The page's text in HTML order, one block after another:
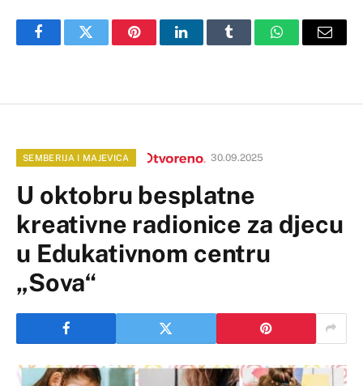
FacebookTwitter PinterestLinkedInTumblr WhatsAppEmail
SEMBERIJA I MAJEVICA 30.09.2025
U oktobru besplatne
kreativne radionice za djecu
u Edukativnom centru
„Sova“